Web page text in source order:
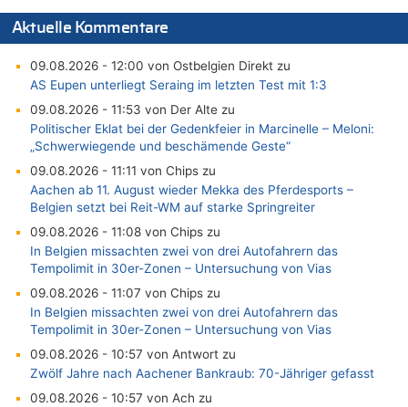
Aktuelle Kommentare
09.08.2026 - 12:00 von Ostbelgien Direkt zu
AS Eupen unterliegt Seraing im letzten Test mit 1:3
09.08.2026 - 11:53 von Der Alte zu
Politischer Eklat bei der Gedenkfeier in Marcinelle – Meloni:
„Schwerwiegende und beschämende Geste“
09.08.2026 - 11:11 von Chips zu
Aachen ab 11. August wieder Mekka des Pferdesports –
Belgien setzt bei Reit-WM auf starke Springreiter
09.08.2026 - 11:08 von Chips zu
In Belgien missachten zwei von drei Autofahrern das
Tempolimit in 30er-Zonen – Untersuchung von Vias
09.08.2026 - 11:07 von Chips zu
In Belgien missachten zwei von drei Autofahrern das
Tempolimit in 30er-Zonen – Untersuchung von Vias
09.08.2026 - 10:57 von Antwort zu
Zwölf Jahre nach Aachener Bankraub: 70-Jähriger gefasst
09.08.2026 - 10:57 von Ach zu